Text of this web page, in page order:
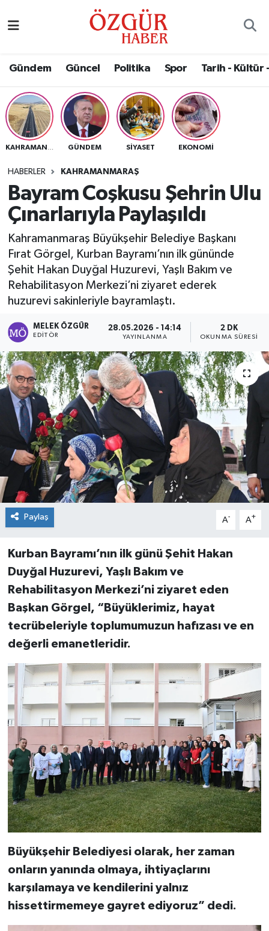
Gündem Güncel Politika Spor Tarih - Kültür
GÜNDEM SIYASET EKONOMI
HABERLER KAHRAMANMARAŞ
Bayram Coşkusu Şehrin Ulu
Çınarlarıyla Paylaşıldı
Kahramanmaraş Büyükşehir Belediye Başkanı
Fırat Görgel, Kurban Bayramı’nın ilk gününde
Şehit Hakan Duyğal Huzurevi, Yaşlı Bakım ve
Rehabilitasyon Merkezi’ni ziyaret ederek
huzurevi sakinleriyle bayramlaştı.
MELEK ÖZGÜR
EDITÖR
28.05.2026 - 14:14
YAYINLANMA
2 DK
OKUNMA SÜRESI
Paylaş A- A+
Kurban Bayramı’nın ilk günü Şehit Hakan
Duyğal Huzurevi, Yaşlı Bakım ve
Rehabilitasyon Merkezi’ni ziyaret eden
Başkan Görgel, “Büyüklerimiz, hayat
tecrübeleriyle toplumumuzun hafızası ve en
değerli emanetleridir.
Büyükşehir Belediyesi olarak, her zaman
onların yanında olmaya, ihtiyaçlarını
karşılamaya ve kendilerini yalnız
hissettirmemeye gayret ediyoruz” dedi.
Eğitim
Ekonomi
Güncel
Gündem
Politika
Sağlık
Spor
Tarih - Kültür - Sanat - Turizm
Yaşam
Nöbetçi Eczaneler
Namaz Vakitleri
Trafik Durumu
Süper Lig Puan Durumu ve Fikstür
Tüm Manşetler
Haber Arşivi